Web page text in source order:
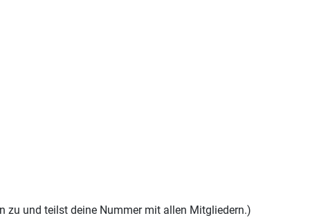
zu und teilst deine Nummer mit allen Mitgliedern.)